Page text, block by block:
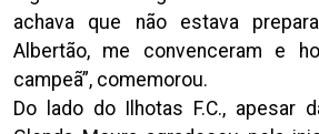
achava que não estava
Albertão, me convenceram e
campeã”, comemorou.
Do lado do Ilhotas F.C., apesar